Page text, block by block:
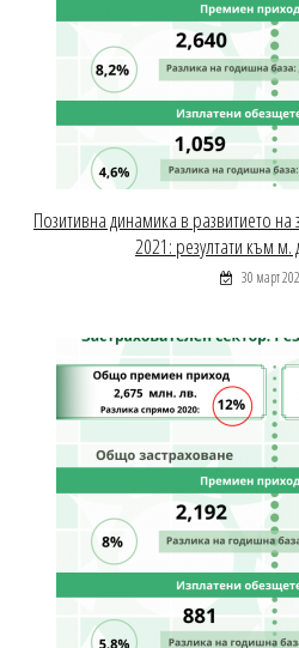
Позитивна динамика в развитието
2021: резултати към
30 март